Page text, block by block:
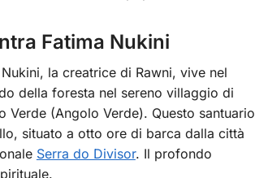
Fatima Nukini
la creatrice di Rawni, vive nel
della foresta nel sereno villaggio di
Verde (Angolo Verde). Questo santuario
situato a otto ore di barca dalla città
Serra do Divisor. Il profondo